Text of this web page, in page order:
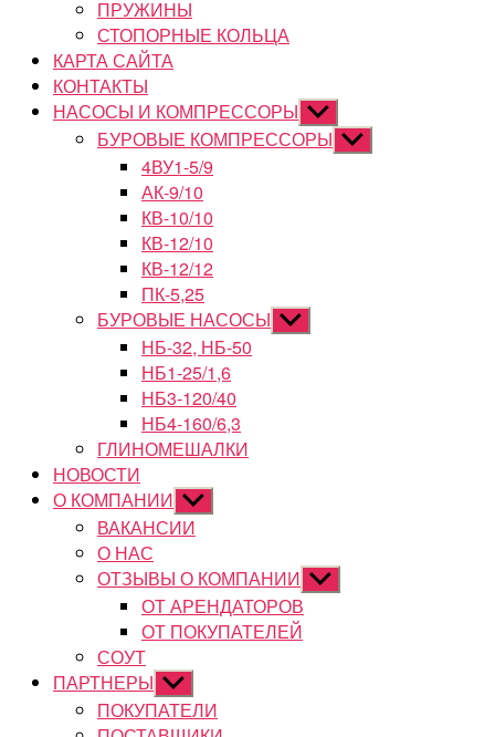
ПРУЖИНЫ
СТОПОРНЫЕ КОЛЬЦА
КАРТА САЙТА
КОНТАКТЫ
НАСОСЫ И КОМПРЕССОРЫ Показывать
подменю
БУРОВЫЕ КОМПРЕССОРЫ Показывать
подменю
4ВУ1-5/9
АК-9/10
КВ-10/10
КВ-12/10
КВ-12/12
ПК-5,25
БУРОВЫЕ НАСОСЫ Показывать
подменю
НБ-32, НБ-50
НБ1-25/1,6
НБ3-120/40
НБ4-160/6,3
ГЛИНОМЕШАЛКИ
НОВОСТИ
О КОМПАНИИ Показывать
подменю
ВАКАНСИИ
О НАС
ОТЗЫВЫ О КОМПАНИИ Показывать
подменю
ОТ АРЕНДАТОРОВ
ОТ ПОКУПАТЕЛЕЙ
СОУТ
ПАРТНЕРЫ Показывать
подменю
ПОКУПАТЕЛИ